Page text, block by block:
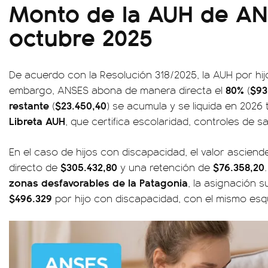
Monto de la AUH de
octubre 2025
De acuerdo con la Resolución 318/2025, la AUH por
embargo, ANSES abona de manera directa el 80% (
restante ($23.450,40) se acumula y se liquida en
Libreta AUH , que certifica escolaridad, controles de
En el caso de hijos con discapacidad, el valor
directo de $305.432,80 y una retención de $76.358,20
zonas desfavorables de la Patagonia , la asignación
$496.329 por hijo con discapacidad, con el mismo